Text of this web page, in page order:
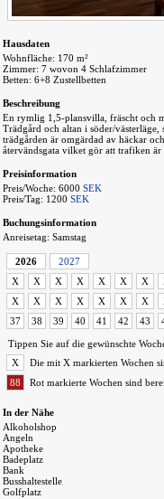
Hausdaten
Wohnfläche: 170 m²
Zimmer: 7 wovon 4 Schlafzimmer
Betten: 6+8 Zustellbetten
Beschreibung
En rymlig 1,5-plansvilla, fräscht och
Trädgård och altan i söder/
trädgården är omgärdad av häckar
återvändsgata vilket gör att trafiken är
Preisinformation
Preis/Woche: 6000 SEK
Preis/Tag: 1200 SEK
Buchungsinformation
Anreisetag: Samstag
2026
2027
X
X X X X X X
X
X X X X X X
37
38 39 40 41 42 43
Tippen Sie auf die gewünschte
X
Die mit X markierten Wochen
88
Rot markierte Wochen sind
In der Nähe
Alkoholshop
Angeln
Apotheke
Badeplatz
Bank
Busshaltestelle
Golfplatz